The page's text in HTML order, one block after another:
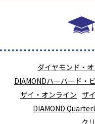
ダイヤモンド・
DIAMONDハーバード・
ザイ・オンライン ザ
DIAMOND
ク